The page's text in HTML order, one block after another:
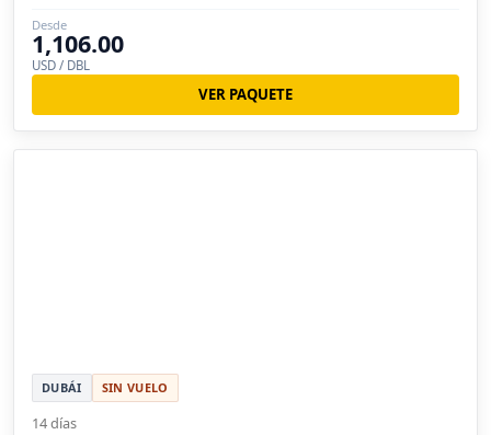
Desde
1,106.00
USD / DBL
VER PAQUETE
DUBÁI SIN VUELO
14 días